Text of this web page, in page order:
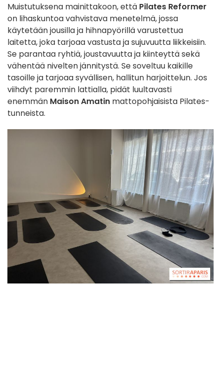
Muistutuksena mainittakoon, että Pilates Reformer
on lihaskuntoa vahvistava menetelmä, jossa
käytetään jousilla ja hihnapyörillä varustettua
laitetta, joka tarjoaa vastusta ja sujuvuutta liikkeisiin.
Se parantaa ryhtiä, joustavuutta ja kiinteyttä sekä
vähentää nivelten jännitystä. Se soveltuu kaikille
tasoille ja tarjoaa syvällisen, hallitun harjoittelun. Jos
viihdyt paremmin lattialla, pidät luultavasti
enemmän Maison Amatin mattopohjaisista Pilates-
tunneista.